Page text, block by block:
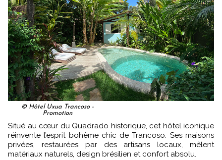
© Hôtel Uxua Trancoso -
Promotion
Situé au cœur du Quadrado historique, cet hôtel iconique
réinvente l’esprit bohème chic de Trancoso. Ses maisons
privées, restaurées par des artisans locaux, mêlent
matériaux naturels, design brésilien et confort absolu.